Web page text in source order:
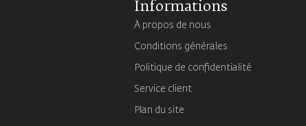
Informations
À propos de nous
Conditions générales
Politique de confidentialité
Service client
Plan du site